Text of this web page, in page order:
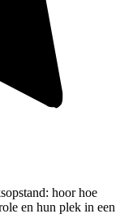
hoor hoe
en hun plek in een